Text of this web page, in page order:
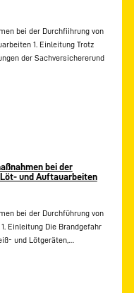
bei der Durchfiihrung von
1. Einleitung Trotz
der Sachversichererund
bei der
und Auftauarbeiten
bei der Durchführung von
Einleitung Die Brandgefahr
und Lötgeräten,…